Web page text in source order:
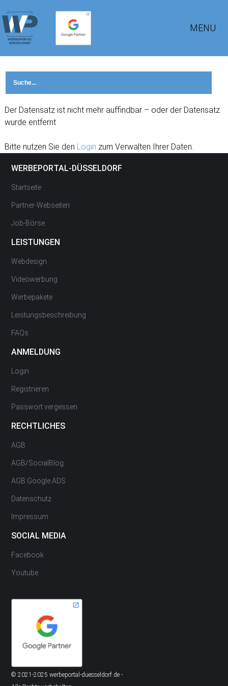
MENU
Der Datensatz ist nicht mehr auffindbar – oder der Datensatz
wurde entfernt
Bitte nutzen Sie den Login zum Verwalten Ihrer Daten.
WERBEPORTAL-DÜSSELDORF
Startseite
Partner-Webseiten
Job-Börse
LEISTUNGEN
Webdesign
Videowerbung
Werbepakete
Leistungsbeschreibung
FAQs
ANMELDUNG
Login
Registrieren
Passwort vergessen
RECHTLICHES
AGB
AGB/SocialBlog
AGB Google ADS
Datenschutz
Impressum
SOCIAL MEDIA
Facebook
Youtube
© 2021-2025 werbeportal-duesseldorf.de -